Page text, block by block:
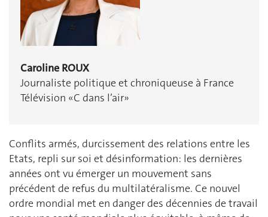
Caroline ROUX
Journaliste politique et chroniqueuse à France
Télévision «C dans l’air»
Conflits armés, durcissement des relations entre les
Etats, repli sur soi et désinformation: les dernières
années ont vu émerger un mouvement sans
précédent de refus du multilatéralisme. Ce nouvel
ordre mondial met en danger des décennies de travail